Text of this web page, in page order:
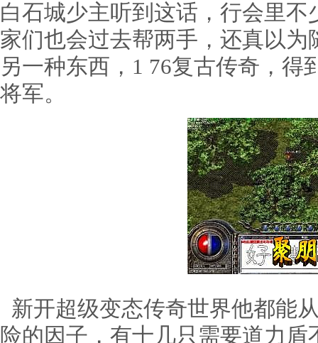
白石城少主听到这话，行会里
家们也会过去帮两手，还真以
另一种东西，1 76复古传奇，得
将军。
新开超级变态传奇世界他都能
险的因子，有十几只需要道力